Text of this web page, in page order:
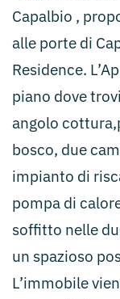
Capalbio ,
alle porte di
Residence.
piano dove
angolo
bosco, due
impianto di
pompa di
soffitto nelle
un spazioso
L’immobile